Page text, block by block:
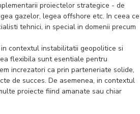
proiectelor strategice - de
gazelor, legea offshore etc. In ceea ce
tehnici, in special in domenii precum
contextul instabilitatii geopolitice si
flexibila sunt esentiale pentru
increzatori ca prin parteneriate solide,
de succes. De asemenea, in contextul
proiecte fiind amanate sau chiar